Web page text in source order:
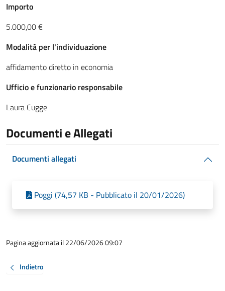
Importo
5.000,00 €
Modalità per l'individuazione
affidamento diretto in economia
Ufficio e funzionario responsabile
Laura Cugge
Documenti e Allegati
Documenti allegati
Poggi (74,57 KB - Pubblicato il 20/01/2026)
Pagina aggiornata il 22/06/2026 09:07
Indietro